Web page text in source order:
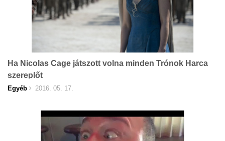
Ha Nicolas Cage játszott volna minden Trónok Harca
szereplőt
Egyéb 2016. 05. 17.